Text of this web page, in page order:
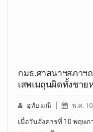
กมธ.ศาสนาฯสภาฯ
เสพเมถุนผิดทั้งชาย
อุทัย มณี พ.ค.
เมื่อวันอังคารที่ 10 พฤษ